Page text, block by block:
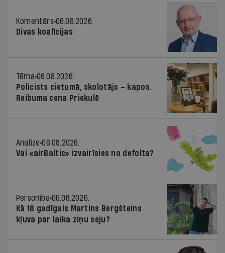
Komentārs 06.08.2026.
Divas koalīcijas
Tēma 06.08.2026.
Policists cietumā, skolotājs – kapos.
Reibuma cena Priekulē
Analīze 06.08.2026.
Vai «airBaltic» izvairīsies no defolta?
Personība 06.08.2026.
Kā 18 gadīgais Martins Bergšteins
kļuva par laika ziņu seju?